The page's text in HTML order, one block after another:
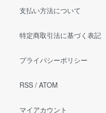
支払い方法について
特定商取引法に基づく表記
プライバシーポリシー
RSS / ATOM
マイアカウント